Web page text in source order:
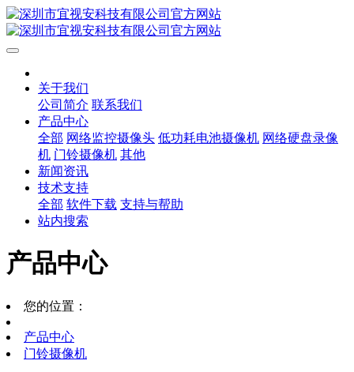
关于我们
公司简介 联系我们
产品中心
全部 网络监控摄像头 低功耗电池摄像机 网络硬盘录像
机 门铃摄像机 其他
新闻资讯
技术支持
全部 软件下载 支持与帮助
站内搜索
产品中心
您的位置：
产品中心
门铃摄像机